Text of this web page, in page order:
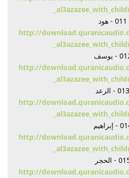
011 - هود
http://
- يوسف
http://
013 - الرعد
http://
إبراهيم
http://
- الحجر
http://